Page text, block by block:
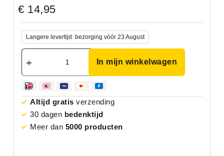
€ 14,95
Langere levertijd: bezorging vóór 23 August
In mijn winkelwagen
Altijd gratis verzending
30 dagen bedenktijd
Meer dan 5000 producten